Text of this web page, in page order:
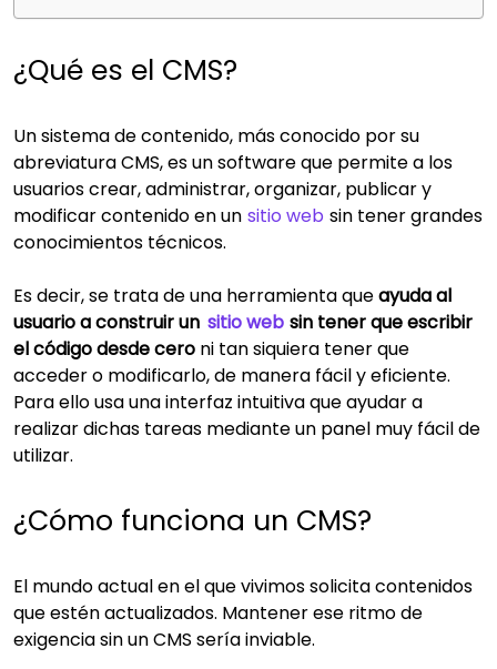
¿Qué es el CMS?
Un sistema de contenido, más conocido por su
abreviatura CMS, es un software que permite a los
usuarios crear, administrar, organizar, publicar y
modificar contenido en un sitio web sin tener grandes
conocimientos técnicos.
Es decir, se trata de una herramienta queayuda al
usuario a construir un sitio web sin tener que escribir
el código desde cero ni tan siquiera tener que
acceder o modificarlo, de manera fácil y eficiente.
Para ello usa una interfaz intuitiva que ayudar a
realizar dichas tareas mediante un panel muy fácil de
utilizar.
¿Cómo funciona un CMS?
El mundo actual en el que vivimos solicita contenidos
que estén actualizados. Mantener ese ritmo de
exigencia sin un CMS sería inviable.